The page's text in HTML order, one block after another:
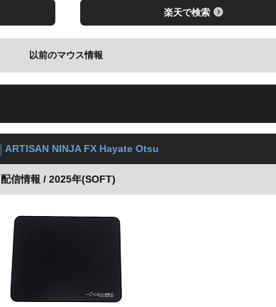
楽天で検索
以前のマウス情報
レビューを見る
ARTISAN NINJA FX Hayate Otsu
配信情報 / 2025年(SOFT)